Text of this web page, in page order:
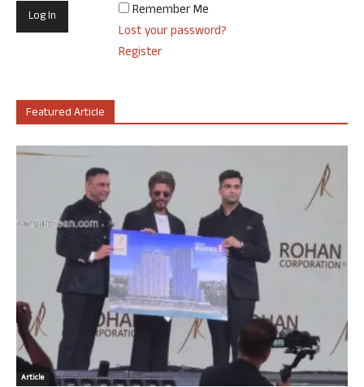
Remember Me
Lost your password?
Register
Featured Article
Article